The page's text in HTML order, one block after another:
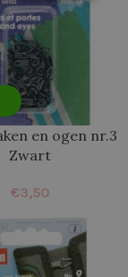
en ogen nr.3
Zwart
€3,50